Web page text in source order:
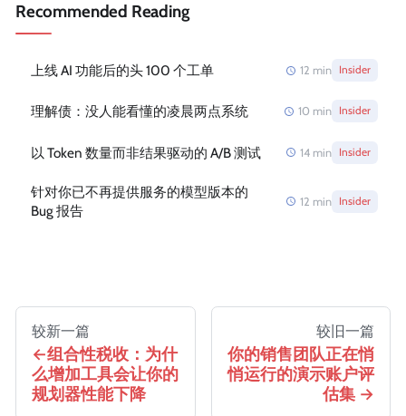
Recommended Reading
上线 AI 功能后的头 100 个工单 12 min Insider
理解债：没人能看懂的凌晨两点系统 10 min Insider
以 Token 数量而非结果驱动的 A/B 测试 14 min Insider
针对你已不再提供服务的模型版本的
Bug 报告
12 min Insider
较新一篇
组合性税收：为什
么增加工具会让你的
规划器性能下降
较旧一篇
你的销售团队正在悄
悄运行的演示账户评
估集